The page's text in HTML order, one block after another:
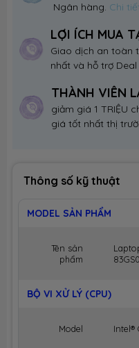
Ngân hàng. Chi
LỢI ÍCH MUA
Giao dịch an toàn
nhất và hỗ trợ Deal
THÀNH VIÊN
giảm giá 1 TRIỆU
giá tốt nhất thị
Thông số kỹ thuật
MODEL SẢN PHẨM
Tên sản
phẩm
BỘ VI XỬ LÝ (CPU)
Model Intel®